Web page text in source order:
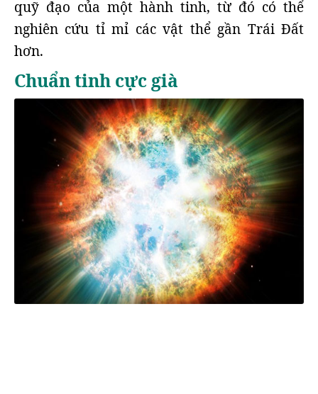
quỹ đạo của một hành tinh, từ đó có thể
nghiên cứu tỉ mỉ các vật thể gần Trái Đất
hơn.
Chuẩn tinh cực già